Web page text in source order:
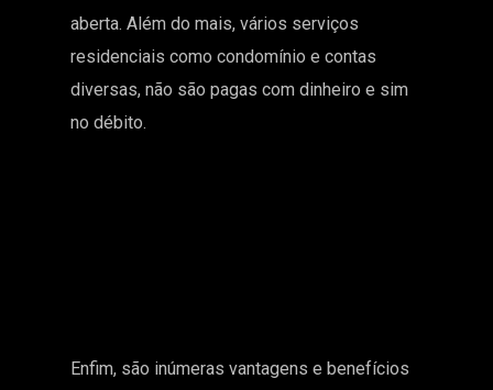
aberta. Além do mais, vários serviços
residenciais como condomínio e contas
diversas, não são pagas com dinheiro e sim
no débito.
Enfim, são inúmeras vantagens e benefícios